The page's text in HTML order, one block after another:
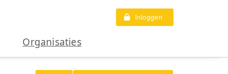
Inloggen
Organisaties